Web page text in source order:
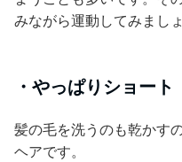
みながら運動してみましょ
・やっぱりショート
髪の毛を洗うのも乾かす
ヘアです。